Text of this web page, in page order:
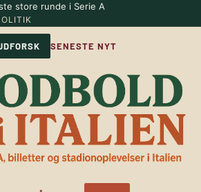
store runde i Serie A
SENESTE NYT